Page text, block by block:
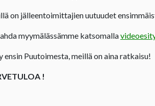
on jälleentoimittajien uutuudet
myymälässämme katsomalla
ensin Puutoimesta, meillä on aina ratkaisu!
!